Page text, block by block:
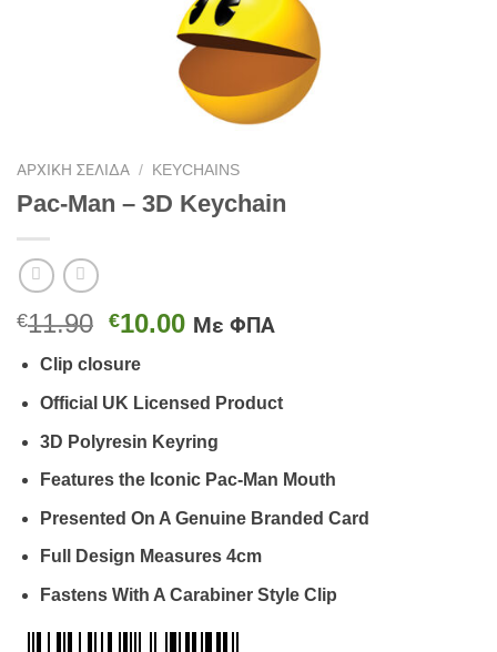
ΑΡΧΙΚΉ ΣΕΛΊΔΑ / KEYCHAINS
Pac-Man – 3D Keychain
€11.90 Original
was:
€11.90.
€10.00Η
είναι:
€10.00.
Με ΦΠΑ
Clip closure
Official UK Licensed Product
3D Polyresin Keyring
Features the Iconic Pac-Man Mouth
Presented On A Genuine Branded Card
Full Design Measures 4cm
Fastens With A Carabiner Style Clip